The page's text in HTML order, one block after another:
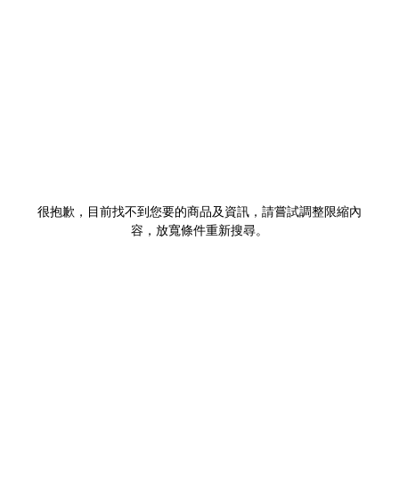
很抱歉，目前找不到您要的商品及資訊，請嘗試調整限縮內
容，放寬條件重新搜尋。